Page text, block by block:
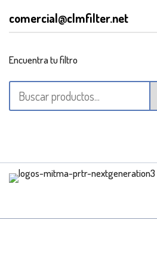
comercial@clmfilter.net
Encuentra tu filtro